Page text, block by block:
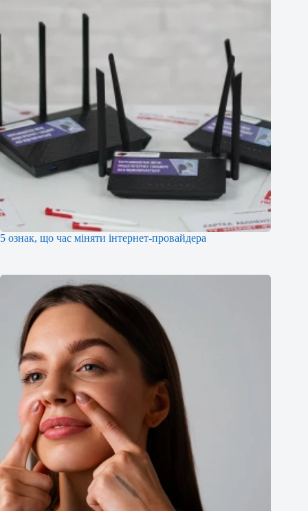
5 ознак, що час міняти інтернет-провайдера